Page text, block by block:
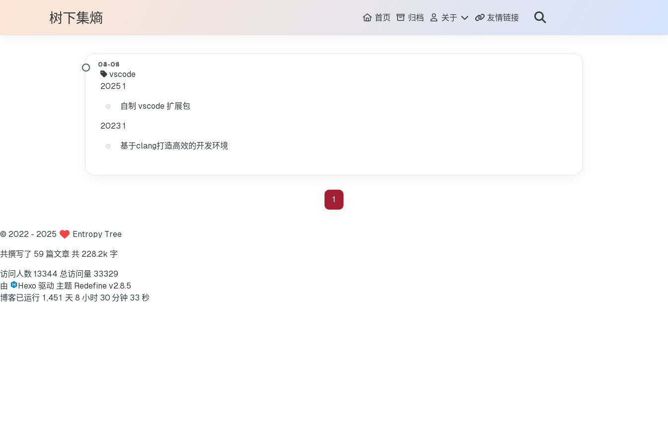
树下集熵 首页 归档
关于
友情链接
vscode
2025 1
自制 vscode 扩展包
2023 1
基于clang打造高效的开发环境
1
© 2022 - 2025 Entropy Tree
共撰写了 59 篇文章 共 228.2k 字
访问人数 13344 总访问量 33329
由
Hexo 驱动 主题 Redefine v2.8.5
博客已运行 1 ,451 天 8 小时 30 分钟 33 秒